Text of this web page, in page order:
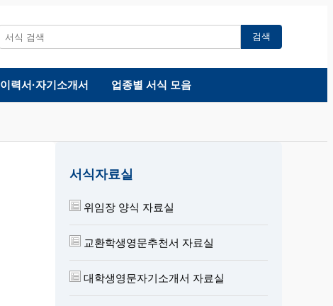
검색
이력서·자기소개서 업종별 서식 모음
서식자료실
위임장 양식 자료실
교환학생영문추천서 자료실
대학생영문자기소개서 자료실